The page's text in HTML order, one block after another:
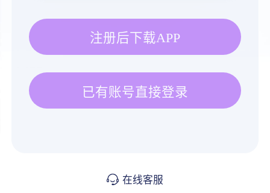
注册后下载APP
已有账号直接登录
在线客服